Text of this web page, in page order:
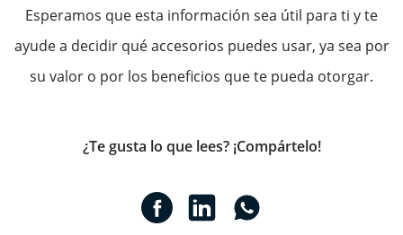
Esperamos que esta información sea útil para ti y te
ayude a decidir qué accesorios puedes usar, ya sea por
su valor o por los beneficios que te pueda otorgar.
¿Te gusta lo que lees? ¡Compártelo!